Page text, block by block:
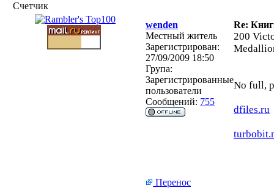
Счетчик
wenden
Re:
Местный житель
Зарегистрирован:
27/09/2009 18:50
Група:
Зарегистрированные
пользователи
Сообщений: 755
200
No full,
dfiles.ru
Перенос